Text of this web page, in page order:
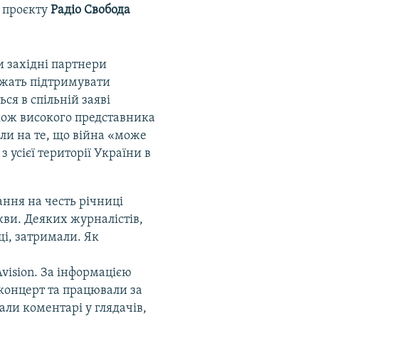
Радіо Свобода
західні партнери
підтримувати
в спільній заяві
високого представника
на те, що війна «може
території України в
на честь річниці
Деяких журналістів,
затримали. Як
За інформацією
та працювали за
коментарі у глядачів,